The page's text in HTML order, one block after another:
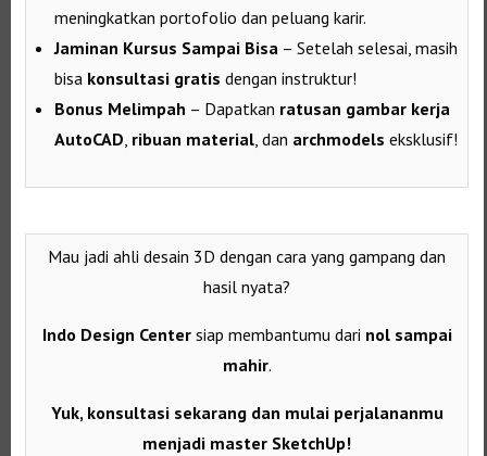
meningkatkan portofolio dan peluang karir.
Jaminan Kursus Sampai Bisa – Setelah selesai, masih
bisa konsultasi gratis dengan instruktur!
Bonus Melimpah – Dapatkan ratusan gambar kerja
AutoCAD ribuan material , dan archmodels eksklusif!
Mau jadi ahli desain 3D dengan cara yang gampang dan
hasil nyata?
Indo Design Centersiap membantumu dari nol sampai
mahir.
Yuk, konsultasi sekarang dan mulai perjalananmu
menjadi master SketchUp!